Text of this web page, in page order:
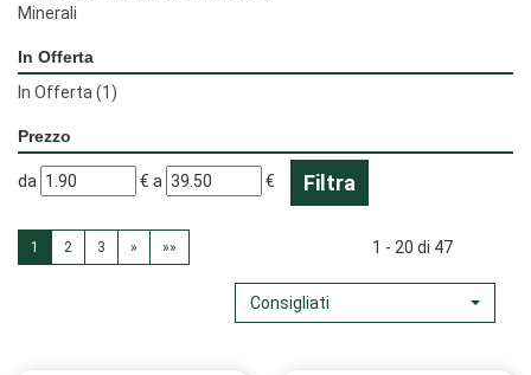
Minerali
In Offerta
In Offerta (1)
Prezzo
filtra
da €
filtra
a €
1 2 3 » »» 1 - 20 di 47
Consigliati